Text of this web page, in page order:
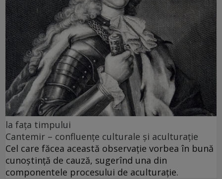
la fața timpului
Cantemir – confluenţe culturale şi aculturaţie
Cel care făcea această observaţie vorbea în bună
cunoştință de cauză, sugerînd una din
componentele procesului de aculturaţie.